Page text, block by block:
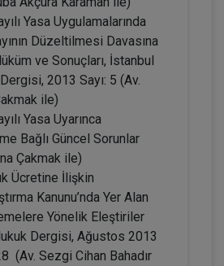
Sepete Ekle
Enstitüsü
Yasa Uygulamalarında
Düzeltilmesi Davasına
ve Sonuçları, İstanbul
2013 Sayı: 5 (Av.
ile)
Yasa Uyarınca
Bağlı Güncel Sorunlar
Çakmak ile)
Ücretine İlişkin
Kanunu’nda Yer Alan
Yönelik Eleştiriler
Dergisi, Ağustos 2013
(Av. Sezgi Cihan Bahadır